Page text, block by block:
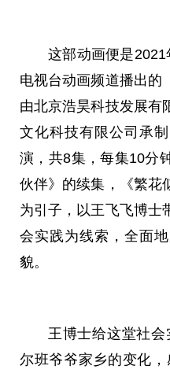
这部动画便是
电视台动画频道播出的
由北京浩昊科技发展有
文化科技有限公司承
演，共8集，每集10分
伙伴》的续集，《繁花
为引子，以王飞飞博士
会实践为线索，全面
貌。
王博士给这堂社
尔班爷爷家乡的变化，